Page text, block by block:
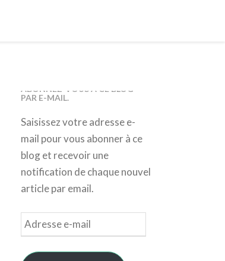
ABONNEZ-VOUS À CE BLOG
PAR E-MAIL.
Saisissez votre adresse e-
mail pour vous abonner à ce
blog et recevoir une
notification de chaque nouvel
article par email.
Adresse
e-
mail